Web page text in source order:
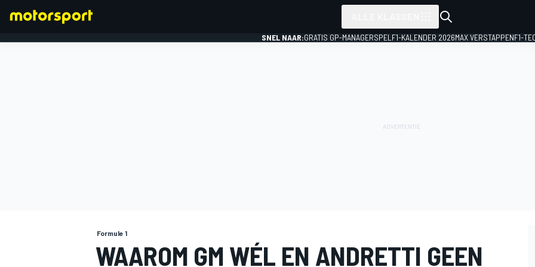
SNEL NAAR:GRATIS GP-MANAGERSPEL F1-KALENDER 2026MAX VERSTAPPENF1-
Formule 1
WAAROM GM WÉL EN ANDRETTI GEEN